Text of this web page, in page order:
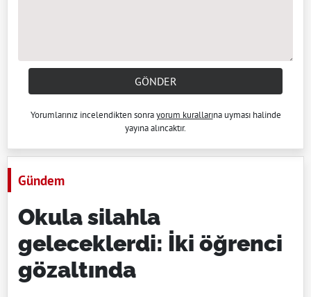
GÖNDER
Yorumlarınız incelendikten sonrayorum kurallarına uyması halinde
yayına alıncaktır.
Gündem
Okula silahla
geleceklerdi: İki öğrenci
gözaltında